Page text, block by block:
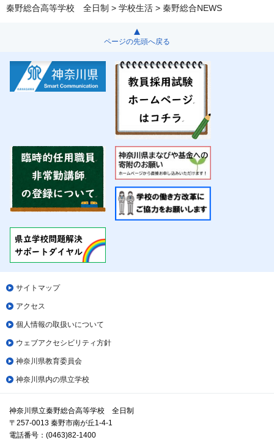
秦野総合高等学校 全日制 > 学校生活 > 秦野総合NEWS
ページの先頭へ戻る
サイトマップ
アクセス
個人情報の取扱いについて
ウェブアクセシビリティ方針
神奈川県教育委員会
神奈川県内の県立学校
神奈川県立秦野総合高等学校 全日制
〒257-0013 秦野市南が丘1-4-1
電話番号：(0463)82-1400